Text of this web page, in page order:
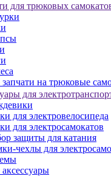
для трюковых
запчати на трюковые
для
для электровелосипеда
для электросамокатов
защиты для катания
чехлы для